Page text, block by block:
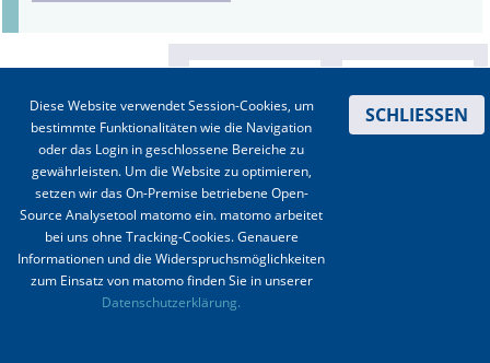
Bestell-Service
Stellenmarkt
Kongresskalender
Impressum Datenschutz
Diese Website verwendet Session-Cookies, um
bestimmte Funktionalitäten wie die Navigation
oder das Login in geschlossene Bereiche zu
gewährleisten. Um die Website zu optimieren,
setzen wir das On-Premise betriebene Open-
Source Analysetool matomo ein. matomo arbeitet
bei uns ohne Tracking-Cookies. Genauere
Informationen und die Widerspruchsmöglichkeiten
zum Einsatz von matomo finden Sie in unserer
Datenschutzerklärung.
SCHLIESSEN